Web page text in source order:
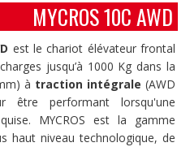
MYCROS 10C AWD
est le chariot élévateur frontal
jusqu’à 1000 Kg dans la
à traction intégrale (AWD
performant lorsqu'une
MYCROS est la gamme
haut niveau technologique, de